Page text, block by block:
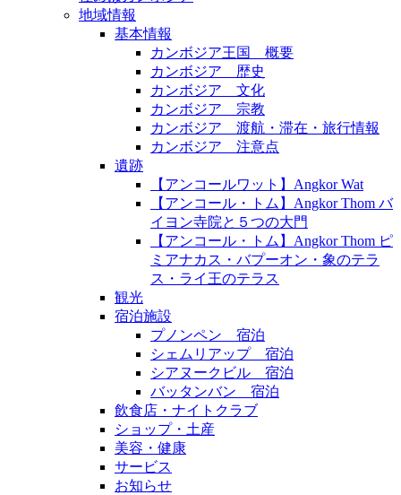
地域情報
基本情報
カンボジア王国 概要
カンボジア 歴史
カンボジア 文化
カンボジア 宗教
カンボジア 渡航・滞在・旅行情報
カンボジア 注意点
遺跡
【アンコールワット】Angkor Wat
【アンコール・トム】Angkor Thom バ
イヨン寺院と５つの大門
【アンコール・トム】Angkor Thom ピ
ミアナカス・バプーオン・象のテラ
ス・ライ王のテラス
観光
宿泊施設
プノンペン 宿泊
シェムリアップ 宿泊
シアヌークビル 宿泊
バッタンバン 宿泊
飲食店・ナイトクラブ
ショップ・土産
美容・健康
サービス
お知らせ